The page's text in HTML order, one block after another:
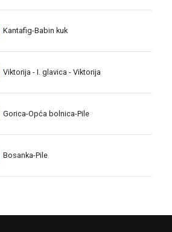
Kantafig-Babin kuk
Viktorija - I. glavica - Viktorija
Gorica-Opća bolnica-Pile
Bosanka-Pile